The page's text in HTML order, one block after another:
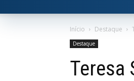
Início Destaque
Destaque
Teresa